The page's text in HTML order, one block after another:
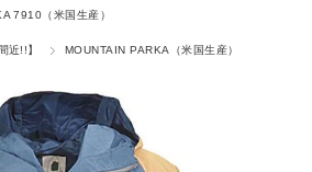
7910（米国生産）
近!!】 MOUNTAIN PARKA（米国生産）